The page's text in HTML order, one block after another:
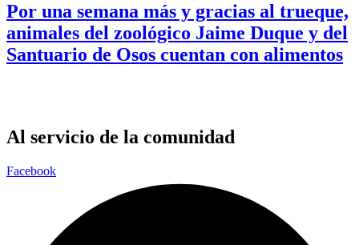
Por una semana más y gracias al trueque,
animales del zoológico Jaime Duque y del
Santuario de Osos cuentan con alimentos
Al servicio de la comunidad
Facebook